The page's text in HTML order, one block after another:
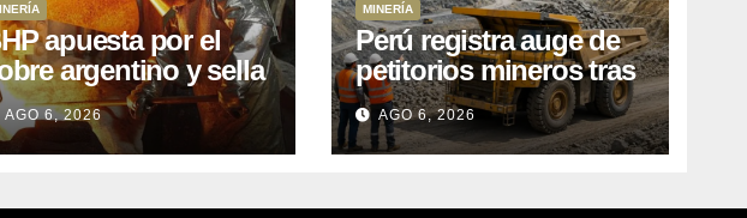
apuesta por el
argentino y sella
con Kobrea
siete proyecto
AGO 6, 2026
MINERÍA
Perú registra auge de
petitorios mineros tras
liberación de más de
mil concesiones para
explorar cobre y oro
AGO 6, 2026